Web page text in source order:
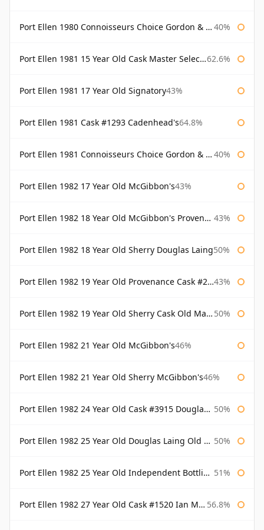
Port Ellen 1980 Connoisseurs Choice Gordon & Macphail 19 Year Old 40%
Port Ellen 1981 15 Year Old Cask Master Selection 62.6%
Port Ellen 1981 17 Year Old Signatory43%
Port Ellen 1981 Cask #1293 Cadenhead's64.8%
Port Ellen 1981 Connoisseurs Choice Gordon & Macphail 40%
Port Ellen 1982 17 Year Old McGibbon's43%
Port Ellen 1982 18 Year Old McGibbon's Provenance 43%
Port Ellen 1982 18 Year Old Sherry Douglas Laing50%
Port Ellen 1982 19 Year Old Provenance Cask #2733 McGibbon's 43%
Port Ellen 1982 19 Year Old Sherry Cask Old Malt Cask Douglas Laing 50%
Port Ellen 1982 21 Year Old McGibbon's46%
Port Ellen 1982 21 Year Old Sherry McGibbon's46%
Port Ellen 1982 24 Year Old Cask #3915 Douglas Laing Old Malt Cask 50%
Port Ellen 1982 25 Year Old Douglas Laing Old Malt Cask 50%
Port Ellen 1982 25 Year Old Independent Bottling Bottled 2007 51%
Port Ellen 1982 27 Year Old Cask #1520 Ian Macleod Chieftain 56.8%